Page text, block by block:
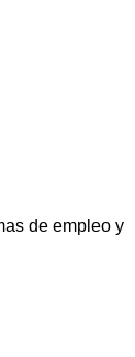
de empleo y